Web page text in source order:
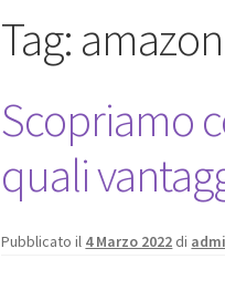
Tag:
Scopriamo
quali
Pubblicato il 4 Marzo 2022 di